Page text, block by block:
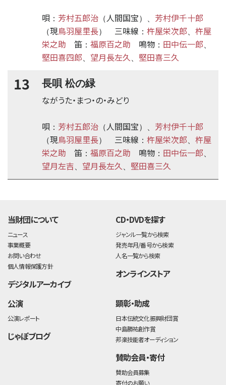
唄 ： 芳村五郎治 （ 人間国宝）、 芳村伊千十郎
（現鳥羽屋里長） 三味線 ： 杵屋栄次郎
杵屋
栄之助
笛 ： 福原百之助 鳴物 ： 田中伝一郎
堅田喜四郎 望月長左久 堅田喜三久
13 長唄 松の緑
ながうた・まつ・の・みどり
唄 ： 芳村五郎治 （ 人間国宝）、 芳村伊千十郎
（現鳥羽屋里長） 三味線 ： 杵屋栄次郎
杵屋
栄之助
笛 ： 福原百之助 鳴物 ： 田中伝一郎
望月左吉 望月長左久 堅田喜三久
当財団について
ニュース
事業概要
お問い合わせ
個人情報保護方針
デジタルアーカイブ
CD・DVDを探す
ジャンル一覧から検索
発売年月/番号から検索
人名一覧から検索
オンラインストア
公演
公演レポート
じゃぽブログ
顕彰・助成
日本伝統文化振興財団賞
中島勝祐創作賞
邦楽技能者オーディション
賛助会員・寄付
賛助会員募集
寄付のお願い